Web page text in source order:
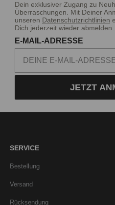
Dein exklusiver Zugang zu
Überraschungen. Mit Deiner
unseren Datenschutzrichtlinien
Dich jederzeit wieder abmelden.
E-MAIL-ADRESSE
JETZT
SERVICE
Bestellung
Versand
Rücksendung